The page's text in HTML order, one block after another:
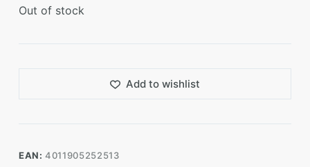
Out of stock
Add to wishlist
EAN:4011905252513